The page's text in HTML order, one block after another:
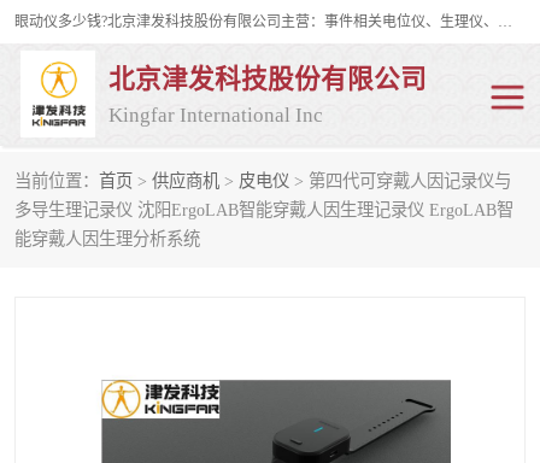
眼动仪多少钱?北京津发科技股份有限公司主营：事件相关电位仪、生理仪、肌电仪、脑电仪、皮电仪、眼动仪；是国家级高新技术企业、科技部认定的科技型中小企业和中关村高新技术企业，具备保密资格，具备自主进出口经营权；自主研发技术、产品与服务荣获多项省部级科学技术奖励、国家发明专利、国家软件著作权和省部级新技术新产品（服务）认证。
北京津发科技股份有限公司
Kingfar International Inc
当前位置： 首页 > 供应商机 > 皮电仪 > 第四代可穿戴人因记录仪与
多导生理记录仪 沈阳ErgoLAB智能穿戴人因生理记录仪 ErgoLAB智
能穿戴人因生理分析系统
皮电仪 脑电仪
行为观察与表情分析 动作捕捉与生物力学
人机交互实验室